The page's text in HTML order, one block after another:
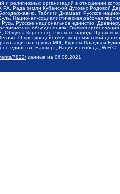
и религиозных организаций в отношении
РА, Рада земли Кубанской Духовно Родовой
Таблиги Джамаат, Русское
Национал-социалистическая рабочая
Русское национальное единство,
объединениях, Омская
Община Коренного Русского народа
О противодействии экстремистской
группа МПГ, Курсом Правды и
единство, Башкорт, Нация и свобода,
7822/ данные на 06.08.2021